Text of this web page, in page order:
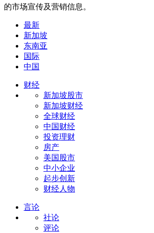
的市场宣传及营销信息。
最新
新加坡
东南亚
国际
中国
财经
新加坡股市
新加坡财经
全球财经
中国财经
投资理财
房产
美国股市
中小企业
起步创新
财经人物
言论
社论
评论